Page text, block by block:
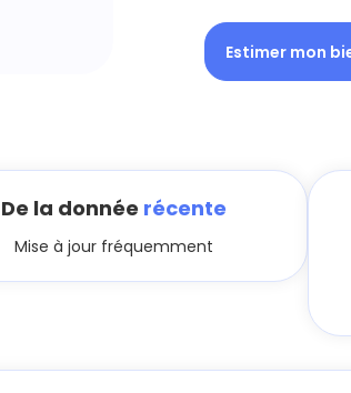
Estimer mon
De la donnée récente
Mise à jour fréquemment